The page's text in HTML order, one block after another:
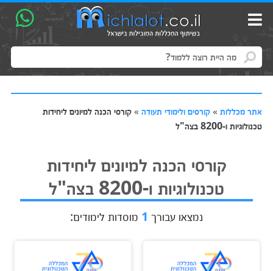
אתר מכללות» קורסים ולימודי תעודה» קורסי הכנה למיונים ליחידות
טכנולוגיות ו-8200 בצה"ל
קורסי הכנה למיונים ליחידות
טכנולוגיות ו-8200 בצה"ל
נמצאו עבורך 1 מוסדות לימודים: